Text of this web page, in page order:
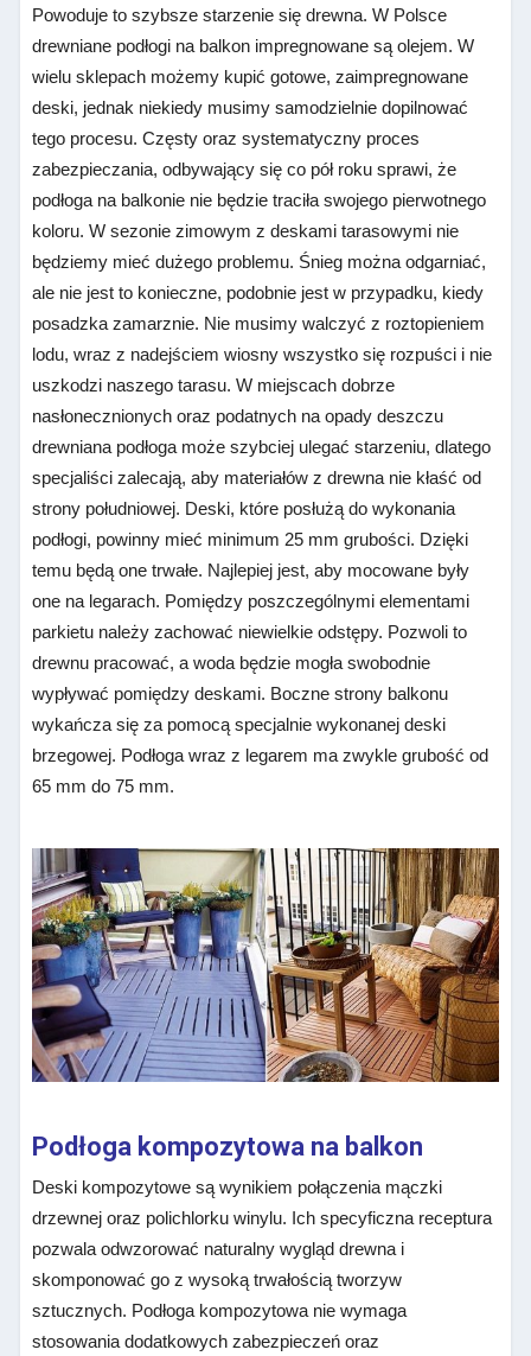
Powoduje to szybsze starzenie się drewna. W Polsce
drewniane podłogi na balkon impregnowane są olejem. W
wielu sklepach możemy kupić gotowe, zaimpregnowane
deski, jednak niekiedy musimy samodzielnie dopilnować
tego procesu. Częsty oraz systematyczny proces
zabezpieczania, odbywający się co pół roku sprawi, że
podłoga na balkonie nie będzie traciła swojego pierwotnego
koloru. W sezonie zimowym z deskami tarasowymi nie
będziemy mieć dużego problemu. Śnieg można odgarniać,
ale nie jest to konieczne, podobnie jest w przypadku, kiedy
posadzka zamarznie. Nie musimy walczyć z roztopieniem
lodu, wraz z nadejściem wiosny wszystko się rozpuści i nie
uszkodzi naszego tarasu. W miejscach dobrze
nasłonecznionych oraz podatnych na opady deszczu
drewniana podłoga może szybciej ulegać starzeniu, dlatego
specjaliści zalecają, aby materiałów z drewna nie kłaść od
strony południowej. Deski, które posłużą do wykonania
podłogi, powinny mieć minimum 25 mm grubości. Dzięki
temu będą one trwałe. Najlepiej jest, aby mocowane były
one na legarach. Pomiędzy poszczególnymi elementami
parkietu należy zachować niewielkie odstępy. Pozwoli to
drewnu pracować, a woda będzie mogła swobodnie
wypływać pomiędzy deskami. Boczne strony balkonu
wykańcza się za pomocą specjalnie wykonanej deski
brzegowej. Podłoga wraz z legarem ma zwykle grubość od
65 mm do 75 mm.
Podłoga kompozytowa na balkon
Deski kompozytowe są wynikiem połączenia mączki
drzewnej oraz polichlorku winylu. Ich specyficzna receptura
pozwala odwzorować naturalny wygląd drewna i
skomponować go z wysoką trwałością tworzyw
sztucznych. Podłoga kompozytowa nie wymaga
stosowania dodatkowych zabezpieczeń oraz